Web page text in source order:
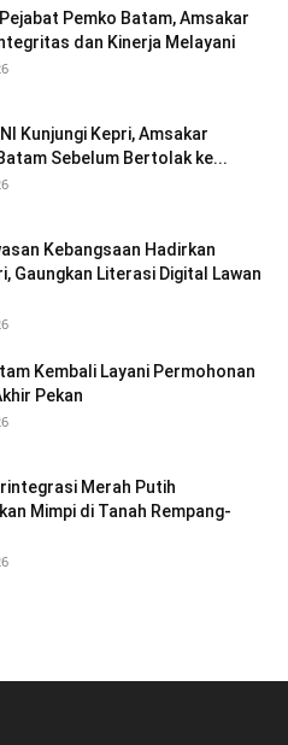
Pemko Batam, Amsakar
dan Kinerja Melayani
Kunjungi Kepri, Amsakar
Sebelum Bertolak ke...
Kebangsaan Hadirkan
Gaungkan Literasi Digital Lawan
Kembali Layani Permohonan
Pekan
Merah Putih
Mimpi di Tanah Rempang-